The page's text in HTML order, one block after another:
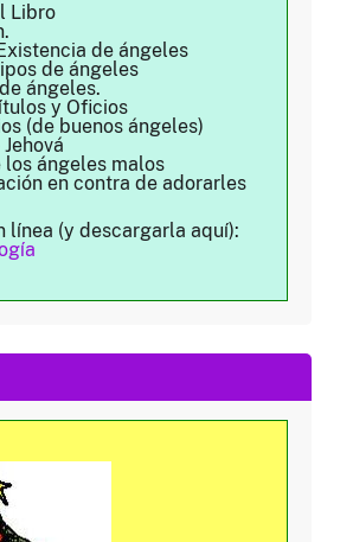
Libro
de ángeles
de ángeles
ángeles.
y Oficios
(de buenos ángeles)
los ángeles malos
en contra de adorarles
línea (y descargarla aquí):